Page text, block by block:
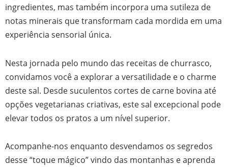
ingredientes, mas também incorpora uma sutileza de
notas minerais que transformam cada mordida em uma
experiência sensorial única.
Nesta jornada pelo mundo das receitas de churrasco,
convidamos você a explorar a versatilidade e o charme
deste sal. Desde suculentos cortes de carne bovina até
opções vegetarianas criativas, este sal excepcional pode
elevar todos os pratos a um nível superior.
Acompanhe-nos enquanto desvendamos os segredos
desse “toque mágico” vindo das montanhas e aprenda